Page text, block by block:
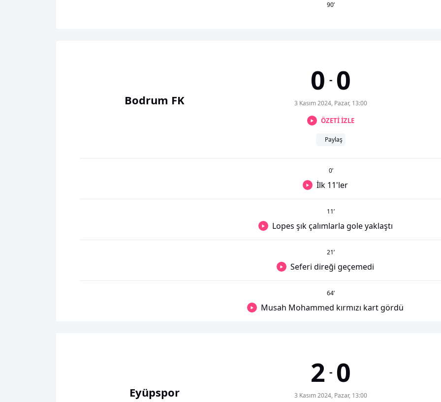
90’
Bodrum FK
0 - 0
3 Kasım 2024, Pazar, 13:00
ÖZETİ İZLE
Paylaş
0’
İlk 11'ler
11’
Lopes şık çalımlarla gole yaklaştı
21’
Seferi direği geçemedi
64’
Musah Mohammed kırmızı kart gördü
Eyüpspor
2 - 0
3 Kasım 2024, Pazar, 13:00